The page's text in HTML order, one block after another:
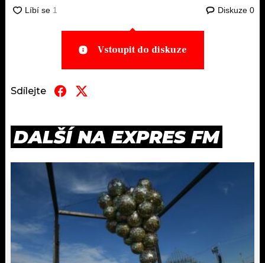
Diskuze 0
Vstoupit do diskuze
Sdílejte
DALŠÍ NA EXPRES FM